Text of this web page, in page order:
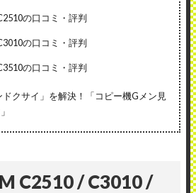
の口コミ・評判
の口コミ・評判
の口コミ・評判
ドクサイ」を解決！「コピー機Gメン見
C2510 / C3010 /